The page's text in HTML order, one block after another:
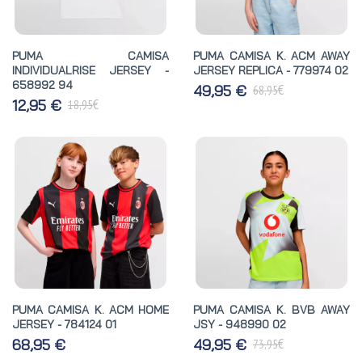
PUMA CAMISA
INDIVIDUALRISE JERSEY -
658992 94
12,95 € 18,95€
PUMA CAMISA K. ACM AWAY
JERSEY REPLICA - 779974 02
49,95 € 68,95€
PUMA CAMISA K. ACM HOME
JERSEY - 784124 01
68,95 €
PUMA CAMISA K. BVB AWAY
JSY - 948990 02
49,95 € 73,95€